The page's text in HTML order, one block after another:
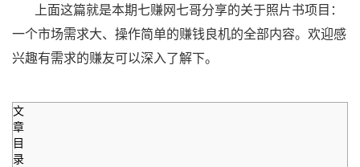
上面这篇就是本期七赚网七哥分享的关于照片书项目：
一个市场需求大、操作简单的赚钱良机的全部内容。欢迎感
兴趣有需求的赚友可以深入了解下。
文
章
目
录